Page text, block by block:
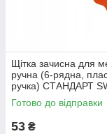
Щітка зачисна для
ручна (6-рядна,
ручка) СТАНДАРТ
Готово до відправки
53 ₴